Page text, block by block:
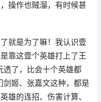
操作也贼溜，有时候甚
就是为了嘛！我认识壹
靠这壹个英雄打上了王
透了，比会十个英雄都
姬、张嘉文这种，都是
雄的连招、伤害计算、